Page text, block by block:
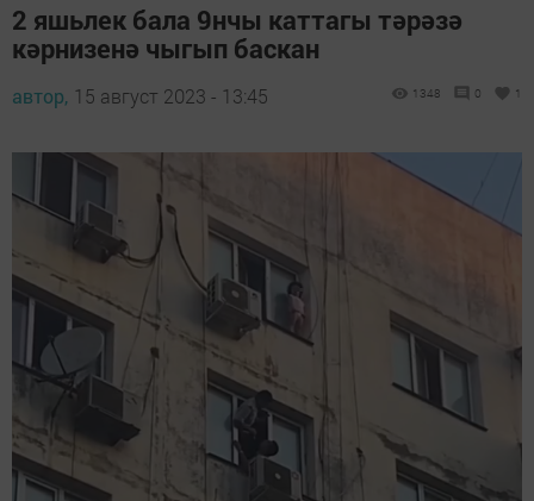
2 яшьлек бала 9нчы каттагы тәрәзә
кәрнизенә чыгып баскан
автор, 15 август 2023 - 13:45 1348 0 1